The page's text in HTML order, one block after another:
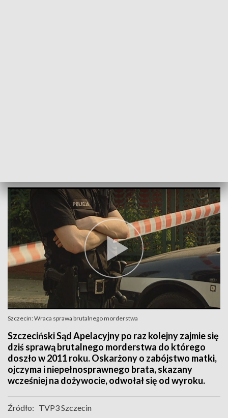
Szczecin: Wraca sprawa brutalnego morderstwa
Szczeciński Sąd Apelacyjny po raz kolejny zajmie się
dziś sprawą brutalnego morderstwa do którego
doszło w 2011 roku. Oskarżony o zabójstwo matki,
ojczyma i niepełnosprawnego brata, skazany
wcześniej na dożywocie, odwołał się od wyroku.
Źródło: TVP3 Szczecin